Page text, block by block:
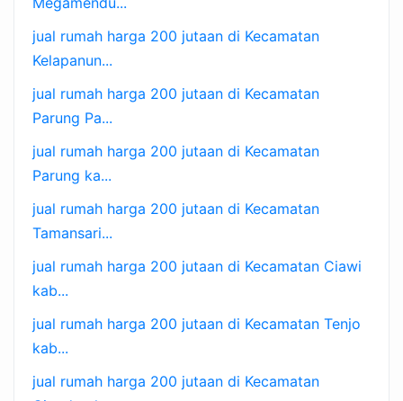
jual rumah harga 200 jutaan di Kecamatan
Kelapanun...
jual rumah harga 200 jutaan di Kecamatan
Parung Pa...
jual rumah harga 200 jutaan di Kecamatan
Parung ka...
jual rumah harga 200 jutaan di Kecamatan
Tamansari...
jual rumah harga 200 jutaan di Kecamatan Ciawi
kab...
jual rumah harga 200 jutaan di Kecamatan Tenjo
kab...
jual rumah harga 200 jutaan di Kecamatan